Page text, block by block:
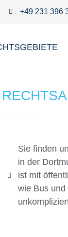
+49 231 396
Sie finden
in der
ist mit
wie Bus und